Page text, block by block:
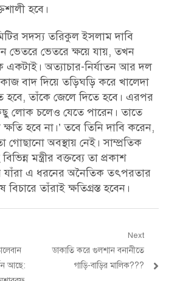
হবে।
সদস্য তরিকুল ইসলাম দাবি
ভেতরে ভেতরে ক্ষয়ে যায়, তখন
একটাই। অত্যাচার-নির্যাতন আর দল
বাদ দিয়ে তড়িঘড়ি করে খালেদা
হবে, তাঁকে জেলে দিতে হবে। এরপর
লোক চলেও যেতে পারেন। তাতে
হবে না।’ তবে তিনি দাবি করেন,
অবস্থায় নেই। সাম্প্রতিক
মন্ত্রীর বক্তব্যে তা প্রকাশ
যাঁরা এ ধরনের অনৈতিক তৎপরতার
তাঁরাই ক্ষতিগ্রস্ত হবেন।
আছে:
Next
Next
ডাকাতি করে গুলশান বনানীতে
গাড়ি-বাড়ির মালিক???